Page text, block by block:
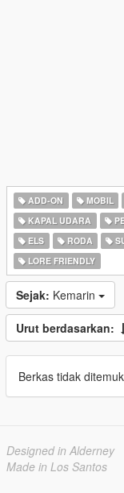
ADD-ON MOBIL
KAPAL UDARA
ELS
RODA
LORE FRIENDLY
Sejak: Kemarin
Urut berdasarkan:
Berkas tidak
Designed in Alderney
Made in Los Santos